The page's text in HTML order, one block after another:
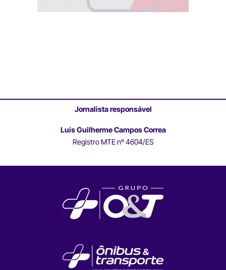
Jornalista responsável
Luís Guilherme Campos Correa
Registro MTE nº 4604/ES